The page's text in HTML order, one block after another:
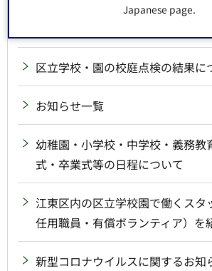
Japanese page.
区立学校・園の校庭点検の結果に
お知らせ一覧
幼稚園・小学校・中学校・義務教
式・卒業式等の日程について
江東区内の区立学校園で働くスタ
任用職員・有償ボランティア）を
新型コロナウイルスに関するお知